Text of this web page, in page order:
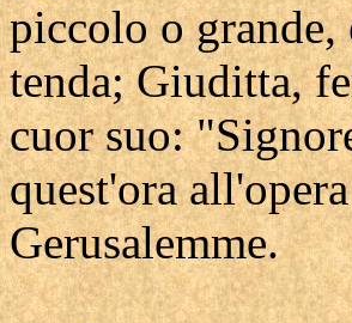
piccolo o grande,
tenda; Giuditta,
cuor suo:
quest'ora
Gerusalemme.